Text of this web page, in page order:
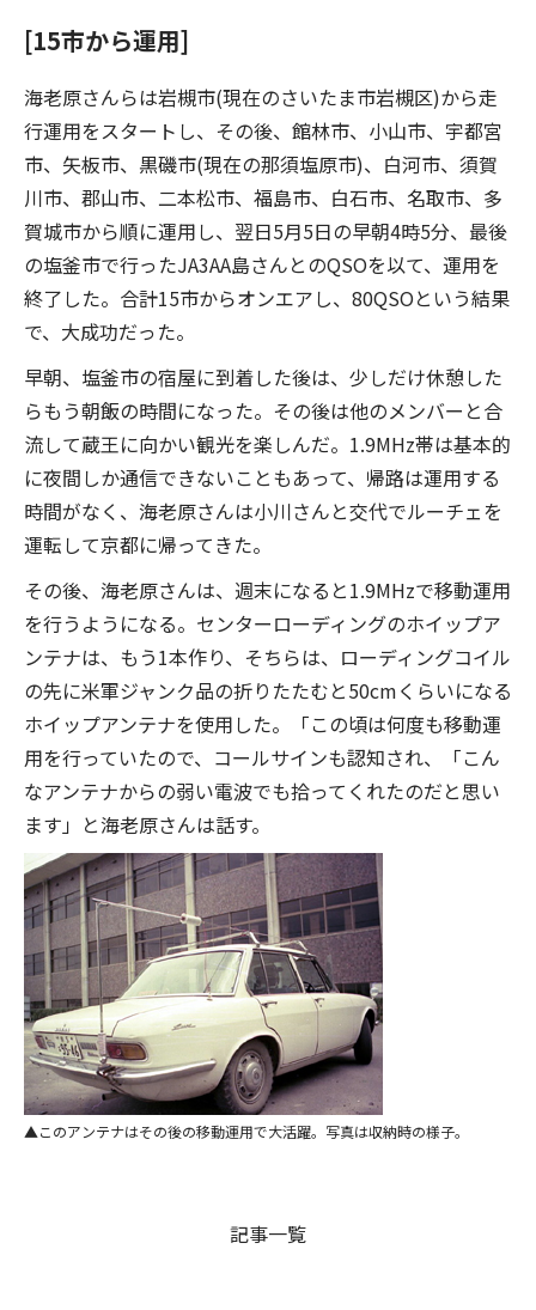
[15市から運用]
海老原さんらは岩槻市(現在のさいたま市岩槻区)から走
行運用をスタートし、その後、館林市、小山市、宇都宮
市、矢板市、黒磯市(現在の那須塩原市)、白河市、須賀
川市、郡山市、二本松市、福島市、白石市、名取市、多
賀城市から順に運用し、翌日5月5日の早朝4時5分、最後
の塩釜市で行ったJA3AA島さんとのQSOを以て、運用を
終了した。合計15市からオンエアし、80QSOという結果
で、大成功だった。
早朝、塩釜市の宿屋に到着した後は、少しだけ休憩した
らもう朝飯の時間になった。その後は他のメンバーと合
流して蔵王に向かい観光を楽しんだ。1.9MHz帯は基本的
に夜間しか通信できないこともあって、帰路は運用する
時間がなく、海老原さんは小川さんと交代でルーチェを
運転して京都に帰ってきた。
その後、海老原さんは、週末になると1.9MHzで移動運用
を行うようになる。センターローディングのホイップア
ンテナは、もう1本作り、そちらは、ローディングコイル
の先に米軍ジャンク品の折りたたむと50cmくらいになる
ホイップアンテナを使用した。「この頃は何度も移動運
用を行っていたので、コールサインも認知され、「こん
なアンテナからの弱い電波でも拾ってくれたのだと思い
ます」と海老原さんは話す。
このアンテナはその後の移動運用で大活躍。写真は収納時の様子。
記事一覧